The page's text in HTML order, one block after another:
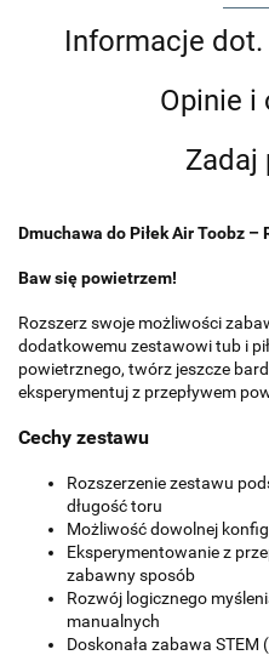
Informacje
Opinie i
Zadaj
Dmuchawa do Piłek Air Toobz
Baw się powietrzem!
Rozszerz swoje możliwości
dodatkowemu zestawowi tub i
powietrznego, twórz jeszcze
eksperymentuj z przepływem
Cechy zestawu
Rozszerzenie zestawu
długość toru
Możliwość dowolnej
Eksperymentowanie z
zabawny sposób
Rozwój logicznego
manualnych
Doskonała zabawa